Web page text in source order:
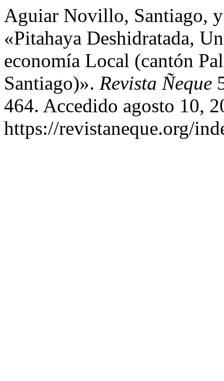
Aguiar Novillo, Santiago,
«Pitahaya Deshidratada,
economía Local (cantón
Santiago)». Revista Ñeque
464. Accedido agosto 10,
https://revistaneque.org/